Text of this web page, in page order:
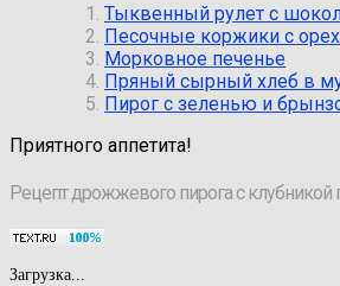
Тыквенный рулет с
Песочные коржики с
Морковное печенье
Пряный сырный хлеб в
Пирог с зеленью и
Приятного аппетита!
Рецепт дрожжевого пирога с клубникой
Загрузка...